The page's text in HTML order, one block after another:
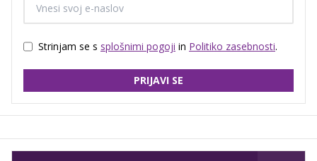
Strinjam se s splošnimi pogoji in Politiko zasebnosti.
PRIJAVI SE